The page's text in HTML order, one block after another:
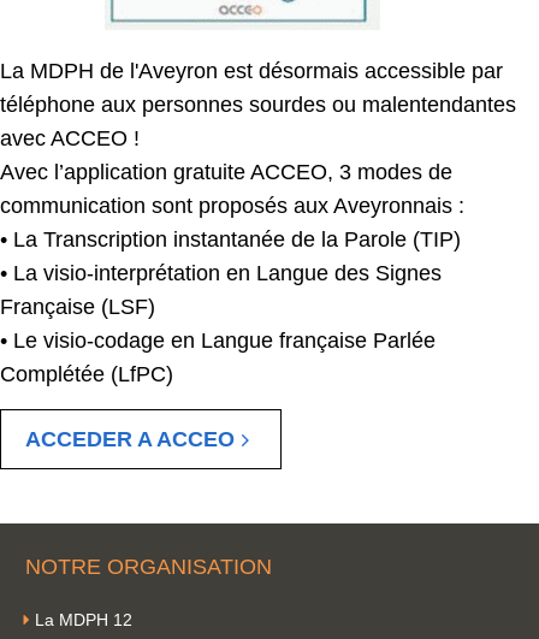
La MDPH de l'Aveyron est désormais accessible par
téléphone aux personnes sourdes ou malentendantes
avec ACCEO !
Avec l’application gratuite ACCEO, 3 modes de
communication sont proposés aux Aveyronnais :
• La Transcription instantanée de la Parole (TIP)
• La visio-interprétation en Langue des Signes
Française (LSF)
• Le visio-codage en Langue française Parlée
Complétée (LfPC)
ACCEDER A ACCEO
NOTRE ORGANISATION
La MDPH 12